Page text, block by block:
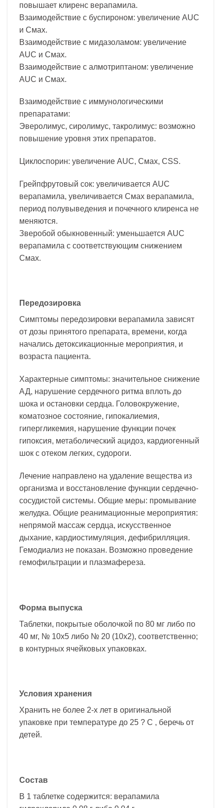
повышает клиренс верапамила.
Взаимодействие с буспироном: увеличение AUC
и Смах.
Взаимодействие с мидазоламом: увеличение
AUC и Смах.
Взаимодействие с алмотриптаном: увеличение
AUC и Смах.
Взаимодействие с иммунологическими
препаратами:
Эверолимус, сиролимус, такролимус: возможно
повышение уровня этих препаратов.
Циклоспорин: увеличение AUC, Смах, СSS.
Грейпфрутовый сок: увеличивается AUC
верапамила, увеличивается Смах верапамила,
период полувыведения и почечного клиренса не
меняются.
Зверобой обыкновенный: уменьшается AUC
верапамила с соответствующим снижением
Смах.
Передозировка
Симптомы передозировки верапамила зависят
от дозы принятого препарата, времени, когда
начались детоксикационные мероприятия, и
возраста пациента.
Характерные симптомы: значительное снижение
АД, нарушение сердечного ритма вплоть до
шока и остановки сердца. Головокружение,
коматозное состояние, гипокалиемия,
гипергликемия, нарушение функции почек
гипоксия, метаболический ацидоз, кардиогенный
шок с отеком легких, судороги.
Лечение направлено на удаление вещества из
организма и восстановление функции сердечно-
сосудистой системы. Общие меры: промывание
желудка. Общие реанимационные мероприятия:
непрямой массаж сердца, искусственное
дыхание, кардиостимуляция, дефибрилляция.
Гемодиализ не показан. Возможно проведение
гемофильтрации и плазмафереза.
Форма выпуска
Таблетки, покрытые оболочкой по 80 мг либо по
40 мг, № 10х5 либо № 20 (10х2), соответственно;
в контурных ячейковых упаковках.
Условия хранения
Хранить не более 2-х лет в оригинальной
упаковке при температуре до 25 ? С , беречь от
детей.
Состав
В 1 таблетке содержится: верапамила